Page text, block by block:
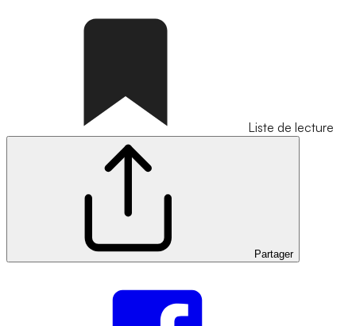
Liste de lecture
Partager